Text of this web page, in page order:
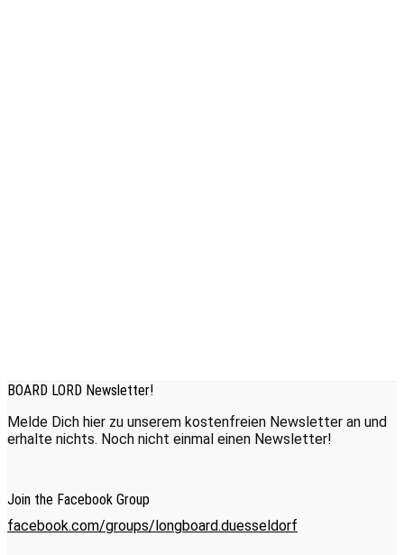
BOARD LORD Newsletter!
Melde Dich hier zu unserem kostenfreien Newsletter an und
erhalte nichts. Noch nicht einmal einen Newsletter!
Join the Facebook Group
facebook.com/groups/longboard.duesseldorf